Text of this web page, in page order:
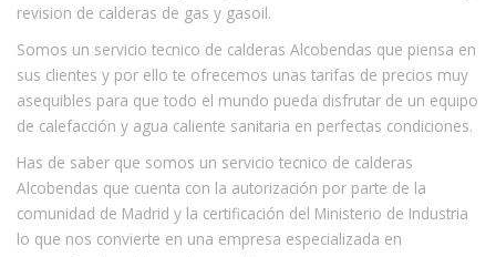
revision de calderas de gas y gasoil.
Somos un servicio tecnico de calderas Alcobendas que piensa en
sus clientes y por ello te ofrecemos unas tarifas de precios muy
asequibles para que todo el mundo pueda disfrutar de un equipo
de calefacción y agua caliente sanitaria en perfectas condiciones.
Has de saber que somos un servicio tecnico de calderas
Alcobendas que cuenta con la autorización por parte de la
comunidad de Madrid y la certificación del Ministerio de Industria
lo que nos convierte en una empresa especializada en